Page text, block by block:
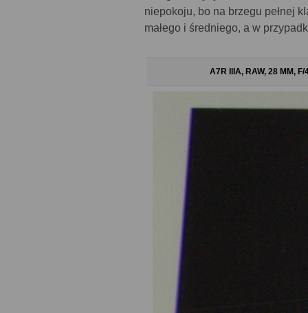
niepokoju, bo na brzegu pełnej
małego i średniego, a w
A7R IIIA, RAW, 28 MM, F/